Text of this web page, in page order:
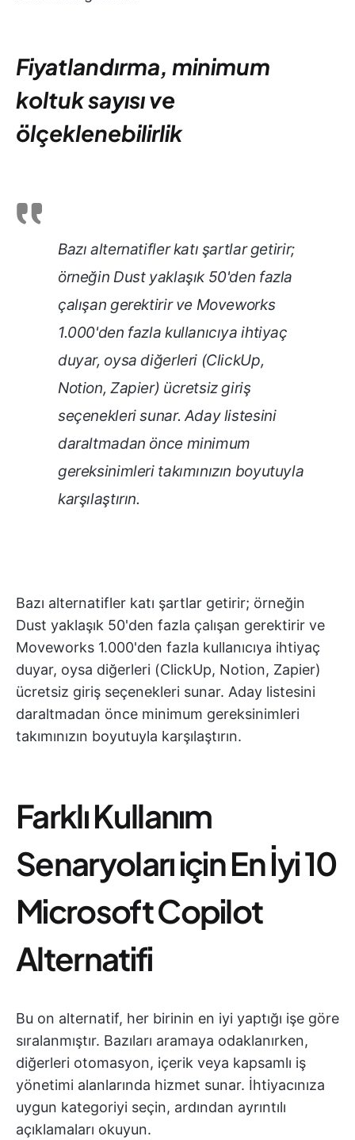
Fiyatlandırma, minimum
koltuk sayısı ve
ölçeklenebilirlik
Bazı alternatifler katı şartlar getirir;
örneğin Dust yaklaşık 50'den fazla
çalışan gerektirir ve Moveworks
1.000'den fazla kullanıcıya ihtiyaç
duyar, oysa diğerleri (ClickUp,
Notion, Zapier) ücretsiz giriş
seçenekleri sunar. Aday listesini
daraltmadan önce minimum
gereksinimleri takımınızın boyutuyla
karşılaştırın.
Bazı alternatifler katı şartlar getirir; örneğin
Dust yaklaşık 50'den fazla çalışan gerektirir ve
Moveworks 1.000'den fazla kullanıcıya ihtiyaç
duyar, oysa diğerleri (ClickUp, Notion, Zapier)
ücretsiz giriş seçenekleri sunar. Aday listesini
daraltmadan önce minimum gereksinimleri
takımınızın boyutuyla karşılaştırın.
Farklı Kullanım
Senaryoları için En İyi 10
Microsoft Copilot
Alternatifi
Bu on alternatif, her birinin en iyi yaptığı işe göre
sıralanmıştır. Bazıları aramaya odaklanırken,
diğerleri otomasyon, içerik veya kapsamlı iş
yönetimi alanlarında hizmet sunar. İhtiyacınıza
uygun kategoriyi seçin, ardından ayrıntılı
açıklamaları okuyun.